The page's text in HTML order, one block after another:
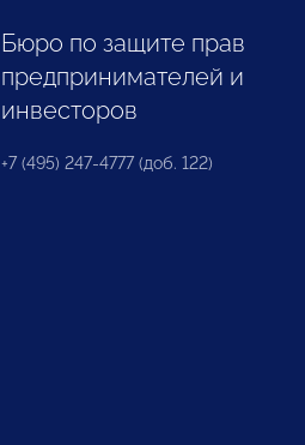
Бюро по защите прав
предпринимателей и
инвесторов
+7 (495) 247-4777 (доб. 122)